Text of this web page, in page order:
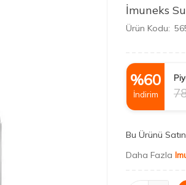
İmuneks
Ürün Kodu:
%60
İndirim
Bu Ürünü
Daha Fazla